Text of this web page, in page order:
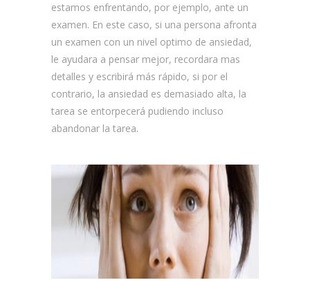
estamos enfrentando, por ejemplo, ante un
examen. En este caso, si una persona afronta
un examen con un nivel optimo de ansiedad,
le ayudara a pensar mejor, recordara mas
detalles y escribirá más rápido, si por el
contrario, la ansiedad es demasiado alta, la
tarea se entorpecerá pudiendo incluso
abandonar la tarea.